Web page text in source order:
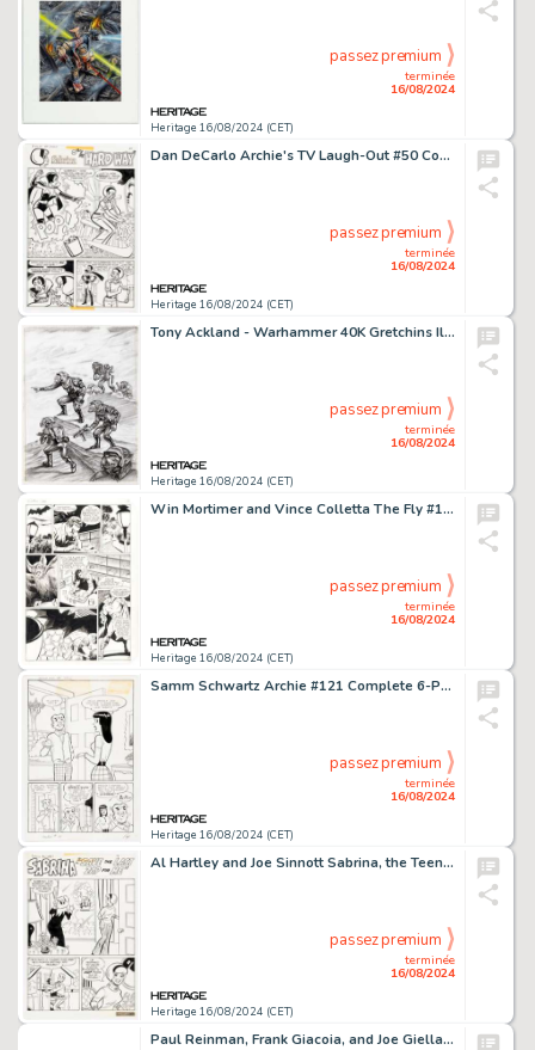
Heritage 16/08/2024 (CET)
terminée
16/08/2024
passez premium
Dan DeCarlo Archie's TV Laugh-Out #50 Complete 5-Page Story "The Hard Way" Original Art (Archie, 1977). (Total: 5 Original Art)
Heritage 16/08/2024 (CET)
terminée
16/08/2024
passez premium
Tony Ackland - Warhammer 40K Gretchins Illustration Original Art (Games Workshop, c. 1990).
Heritage 16/08/2024 (CET)
terminée
16/08/2024
passez premium
Win Mortimer and Vince Colletta The Fly #10 Unpublished Jaguar Complete 10-Page Story Original Art (Archie, 1985). (Total: 10 Original Art)
Heritage 16/08/2024 (CET)
terminée
16/08/2024
passez premium
Samm Schwartz Archie #121 Complete 6-Page Story "The Shadow Knows" Original Art (Archie, 1961). (Total: 6 Original Art)
Heritage 16/08/2024 (CET)
terminée
16/08/2024
passez premium
Al Hartley and Joe Sinnott Sabrina, the Teenage Witch #5 Complete 6-Page Story "Save the Last Zap for Me" Original Art (Archie, 1972). (Total: 6 Original Art)
Heritage 16/08/2024 (CET)
terminée
16/08/2024
passez premium
Paul Reinman, Frank Giacoia, and Joe Giella The Mighty Crusaders #1 Story Page 19 Original Art and Color Guide (Archie, 1965). (Total: 2 Items)